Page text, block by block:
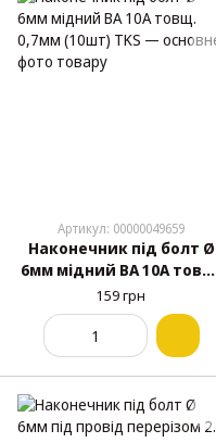
Артикул: 00000049659
Наконечник під болт Ø
6мм мідний ВА 10А товщ.
0,7мм (10шт) TKS
159 грн